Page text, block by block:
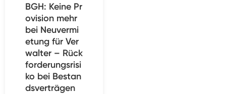
BGH: Keine Pr
ovision mehr
bei Neuvermi
etung für Ver
walter – Rück
forderungsrisi
ko bei Bestan
dsverträgen